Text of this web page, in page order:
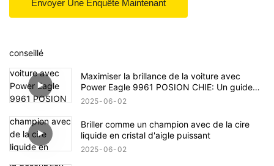
Envoyer Une Enquête Maintenant
conseillé
Maximiser la brillance de la voiture avec
Power Eagle 9961 POSION CHIE: Un guide
complet
2025 06 02
Briller comme un champion avec de la cire
liquide en cristal d'aigle puissant
2025 06 02